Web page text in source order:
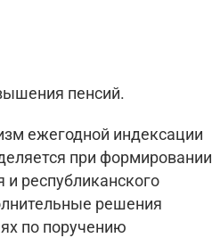
пенсий.
ежегодной индексации
при формировании
и республиканского
решения
по поручению